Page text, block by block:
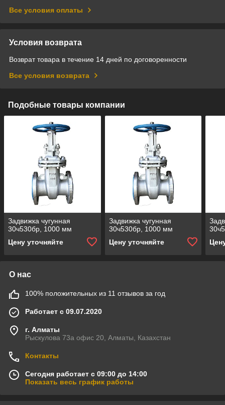
Все условия оплаты
Условия возврата
Возврат товара в течение 14 дней по договоренности
Все условия возврата
Подобные товары компании
Задвижка чугунная
30ч530бр, 1000 мм
Цену уточняйте
Задвижка чугунная
30ч530бр, 1000 мм
Цену уточняйте
О нас
100% положительных из 11 отзывов за год
Работает с 09.07.2020
г. Алматы
Рыскулова 73а офис 20, Алматы, Казахстан
Контакты
Сегодня работает с 09:00 до 14:00
Показать весь график работы